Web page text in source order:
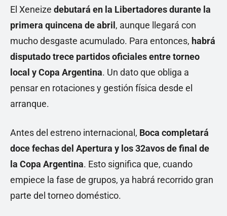
El Xeneize debutará en la Libertadores durante la
primera quincena de abril , aunque llegará con
mucho desgaste acumulado. Para entonces, habrá
disputado trece partidos oficiales entre torneo
local y Copa Argentina. Un dato que obliga a
pensar en rotaciones y gestión física desde el
arranque.
Antes del estreno internacional, Boca completará
doce fechas del Apertura y los 32avos de final de
la Copa Argentina. Esto significa que, cuando
empiece la fase de grupos, ya habrá recorrido gran
parte del torneo doméstico.